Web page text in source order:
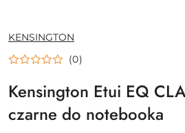
NAZWA
PRODUCENTA:
KENSINGTON
(0)
Kensington Etui EQ
czarne do notebooka